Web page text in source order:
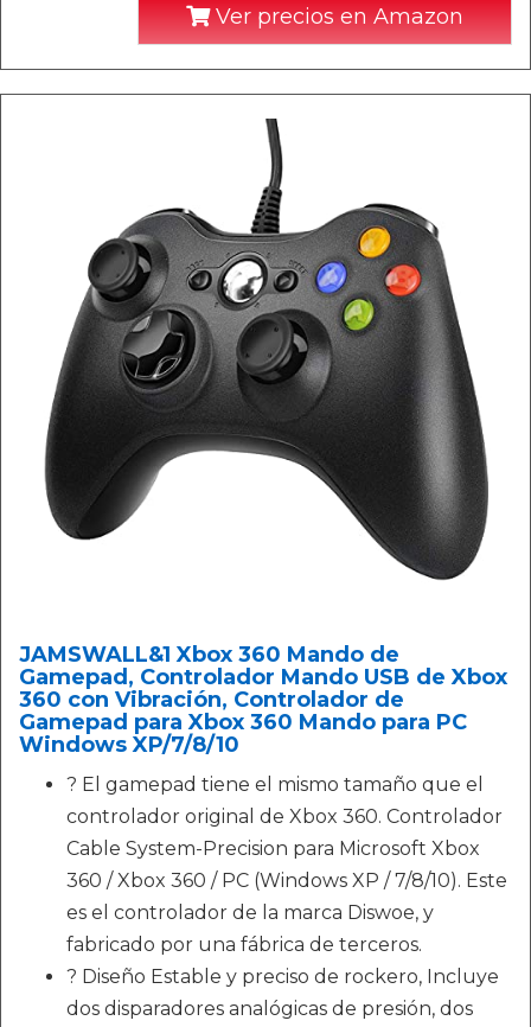
Ver precios en Amazon
JAMSWALL&1 Xbox 360 Mando de
Gamepad, Controlador Mando USB de Xbox
360 con Vibración, Controlador de
Gamepad para Xbox 360 Mando para PC
Windows XP/7/8/10
? El gamepad tiene el mismo tamaño que el
controlador original de Xbox 360. Controlador
Cable System-Precision para Microsoft Xbox
360 / Xbox 360 / PC (Windows XP / 7/8/10). Este
es el controlador de la marca Diswoe, y
fabricado por una fábrica de terceros.
? Diseño Estable y preciso de rockero, Incluye
dos disparadores analógicas de presión, dos